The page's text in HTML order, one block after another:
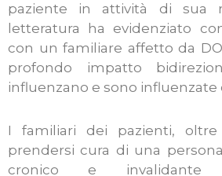
paziente in attività di sua
letteratura ha evidenziato
con un familiare affetto da
profondo impatto
influenzano e sono influenzate
I familiari dei pazienti,
prendersi cura di una
cronico e invalidante